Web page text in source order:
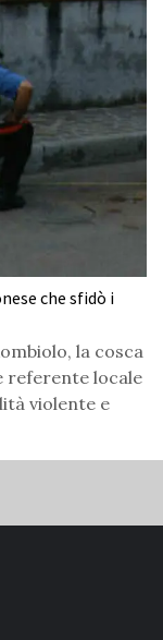
che sfidò i
la cosca
referente locale
violente e